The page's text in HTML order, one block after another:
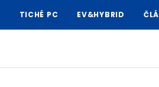
TICHÉ PC EV&HYBRID